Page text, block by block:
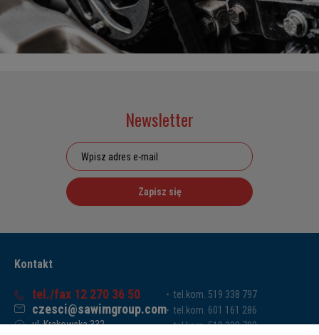
Newsletter
Zapisz się
Kontakt
tel./fax 12 270 36 50
czesci@sawimgroup.com
ul. Krakowska 332,
tel.kom. 519 338 797
tel.kom. 601 161 286
tel.kom. 519 338 793